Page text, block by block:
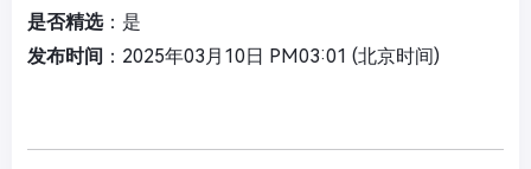
是否精选：是
发布时间 ：2025年03月10日 PM03:01 (北京时间)